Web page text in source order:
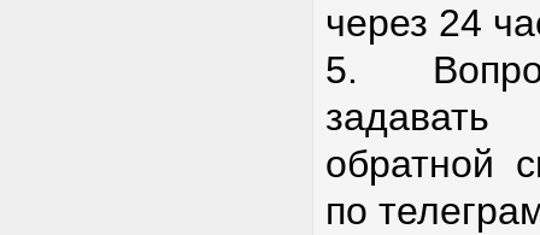
через 24
5.
обратной
по